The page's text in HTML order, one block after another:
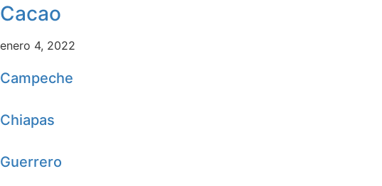
Cacao
enero 4, 2022
Campeche
Chiapas
Guerrero